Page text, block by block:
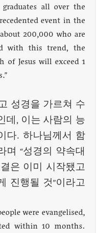
all over the
event in the
200,000 who are
with this trend, the
of Jesus will exceed 1
성경을 가르쳐 수
데, 이는 사람의 능
다. 하나님께서 함
며 “성경의 약속대
은 이미 시작됐고
진행될 것”이라고
were evangelised,
within 10 months.